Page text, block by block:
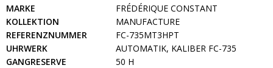
MARKE
FRÉDÉRIQUE CONSTANT
KOLLEKTION
MANUFACTURE
REFERENZNUMMER
FC-735MT3HPT
UHRWERK
AUTOMATIK, KALIBER FC-735
GANGRESERVE
50 H